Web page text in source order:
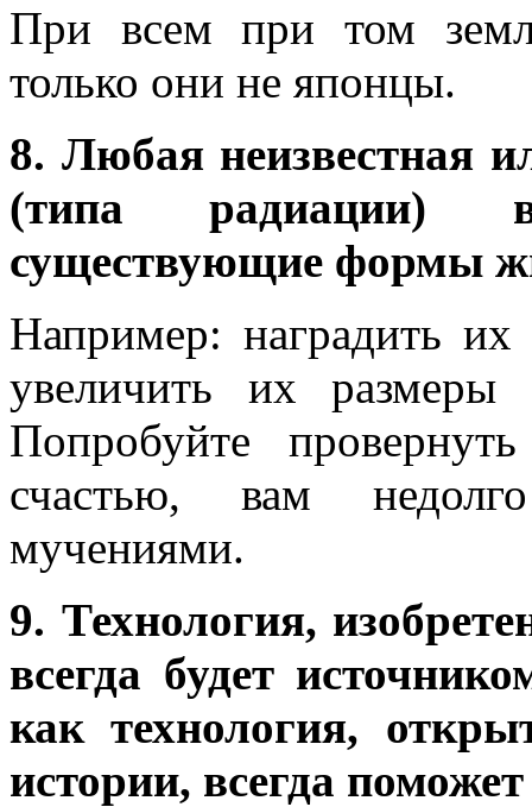
При всем при том
только они не японцы.
8. Любая неизвестная
(типа радиации)
существующие формы
Например: наградить их
увеличить их
Попробуйте
счастью, вам
мучениями.
9. Технология,
всегда будет
как технология,
истории, всегда